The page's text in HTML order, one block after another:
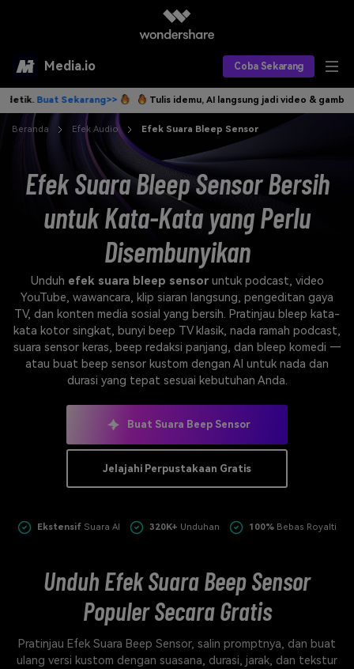
Media.io Coba Sekarang
Alat AI
AI Video
AI Gambar
AI Audio
Model AI yang Didukung
Asisten Video AI
Editor Video AI
Editor Gambar AI
Editor Audio AI
Find More Solutions >>
Efek AI
Efek Video
Sumber Daya
Panduan Pengguna Apa yang Baru
FAQs
Tips & Tutorial AI
Postingan Terbaru
Veo3
Masuk
Berkreasi dengan AI
Sekarang>> Tulis idemu, AI langsung jadi video & gambar dalam
Beranda Efek Audio Efek Suara Bleep Sensor
Efek Suara Bleep Sensor Bersih
untuk Kata-Kata yang Perlu
Disembunyikan
Unduh efek suara bleep sensoruntuk podcast, video
YouTube, wawancara, klip siaran langsung, pengeditan gaya
TV, dan konten media sosial yang bersih. Pratinjau bleep kata-
kata kotor singkat, bunyi beep TV klasik, nada ramah podcast,
suara sensor keras, beep redaksi panjang, dan bleep komedi —
atau buat beep sensor kustom dengan AI untuk nada dan
durasi yang tepat sesuai kebutuhan Anda.
Buat Suara Beep Sensor
Jelajahi Perpustakaan Gratis
Ekstensif Suara AI 320K+ Unduhan 100%Bebas Royalti
Unduh Efek Suara Beep Sensor
Populer Secara Gratis
Pratinjau Efek Suara Beep Sensor, salin promptnya, dan buat
ulang versi kustom dengan suasana, durasi, jarak, dan tekstur